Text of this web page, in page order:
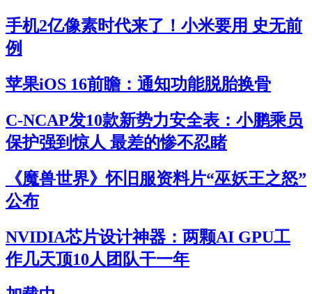
手机2亿像素时代来了！小米要用 史无前
例
苹果iOS 16前瞻：通知功能脱胎换骨
C-NCAP发10款新势力安全表：小鹏乘员
保护强到惊人 最差的惨不忍睹
《魔兽世界》怀旧服资料片“巫妖王之怒”
公布
NVIDIA芯片设计神器：两颗AI GPU工
作几天顶10人团队干一年